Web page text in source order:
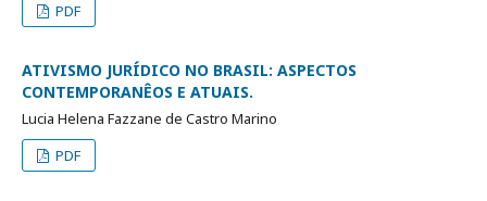
PDF
ATIVISMO JURÍDICO NO BRASIL: ASPECTOS
CONTEMPORANÊOS E ATUAIS.
Lucia Helena Fazzane de Castro Marino
PDF